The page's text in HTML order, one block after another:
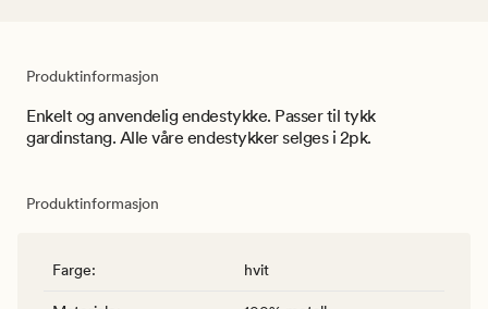
Produktinformasjon
Enkelt og anvendelig endestykke. Passer til tykk
gardinstang. Alle våre endestykker selges i 2pk.
Produktinformasjon
Farge: hvit